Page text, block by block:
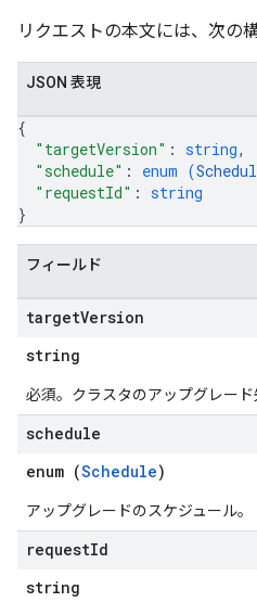
リクエストの本文には、次の
JSON 表現
{
"targetVersion" : string,
"schedule" : enum (
"requestId" : string
}
フィールド
targetVersion
string
必須。クラスタのアップグレード
schedule
enum (Schedule)
アップグレードのスケジュール。
requestId
string